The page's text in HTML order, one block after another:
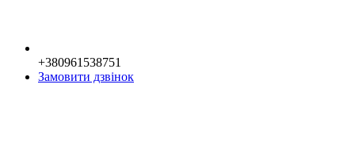
+380961538751
Замовити дзвінок